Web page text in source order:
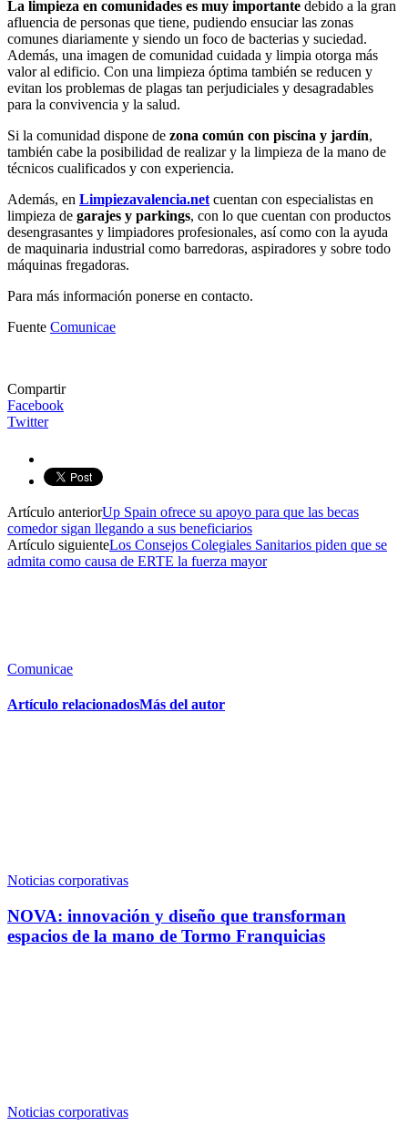
La limpieza en comunidades es muy importante debido a la gran
afluencia de personas que tiene, pudiendo ensuciar las zonas
comunes diariamente y siendo un foco de bacterias y suciedad.
Además, una imagen de comunidad cuidada y limpia otorga más
valor al edificio. Con una limpieza óptima también se reducen y
evitan los problemas de plagas tan perjudiciales y desagradables
para la convivencia y la salud.
Si la comunidad dispone de zona común con piscina y jardín,
también cabe la posibilidad de realizar y la limpieza de la mano de
técnicos cualificados y con experiencia.
Además, en Limpiezavalencia.net cuentan con especialistas en
limpieza de garajes y parkings, con lo que cuentan con productos
desengrasantes y limpiadores profesionales, así como con la ayuda
de maquinaria industrial como barredoras, aspiradores y sobre todo
máquinas fregadoras.
Para más información ponerse en contacto.
Fuente Comunicae
Compartir
Facebook
Twitter
Artículo anteriorUp Spain ofrece su apoyo para que las becas
comedor sigan llegando a sus beneficiarios
Artículo siguienteLos Consejos Colegiales Sanitarios piden que se
admita como causa de ERTE la fuerza mayor
Comunicae
Artículo relacionadosMás del autor
Noticias corporativas
NOVA: innovación y diseño que transforman
espacios de la mano de Tormo Franquicias
Noticias corporativas